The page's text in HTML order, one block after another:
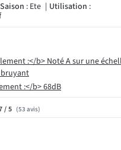
Saison : Ete Utilisation :
/ 53 avis